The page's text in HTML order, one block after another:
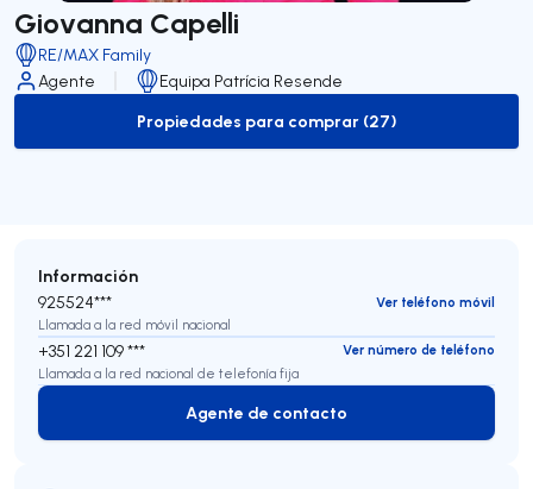
Giovanna Capelli
RE/MAX Family
Agente
Equipa Patrícia Resende
to-buy-listing
Propiedades para comprar (27)
Información
925524***
Ver teléfono móvil
Llamada a la red móvil nacional
+351 221 109 ***
Ver número de teléfono
Llamada a la red nacional de telefonía fija
Agente de contacto
Agente de contacto